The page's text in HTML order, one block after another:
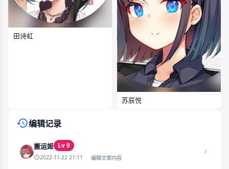
田诗虹
苏辰悦
编辑记录
搬运姬 Lv 9
2022-11-22 21:11 编辑文章内容